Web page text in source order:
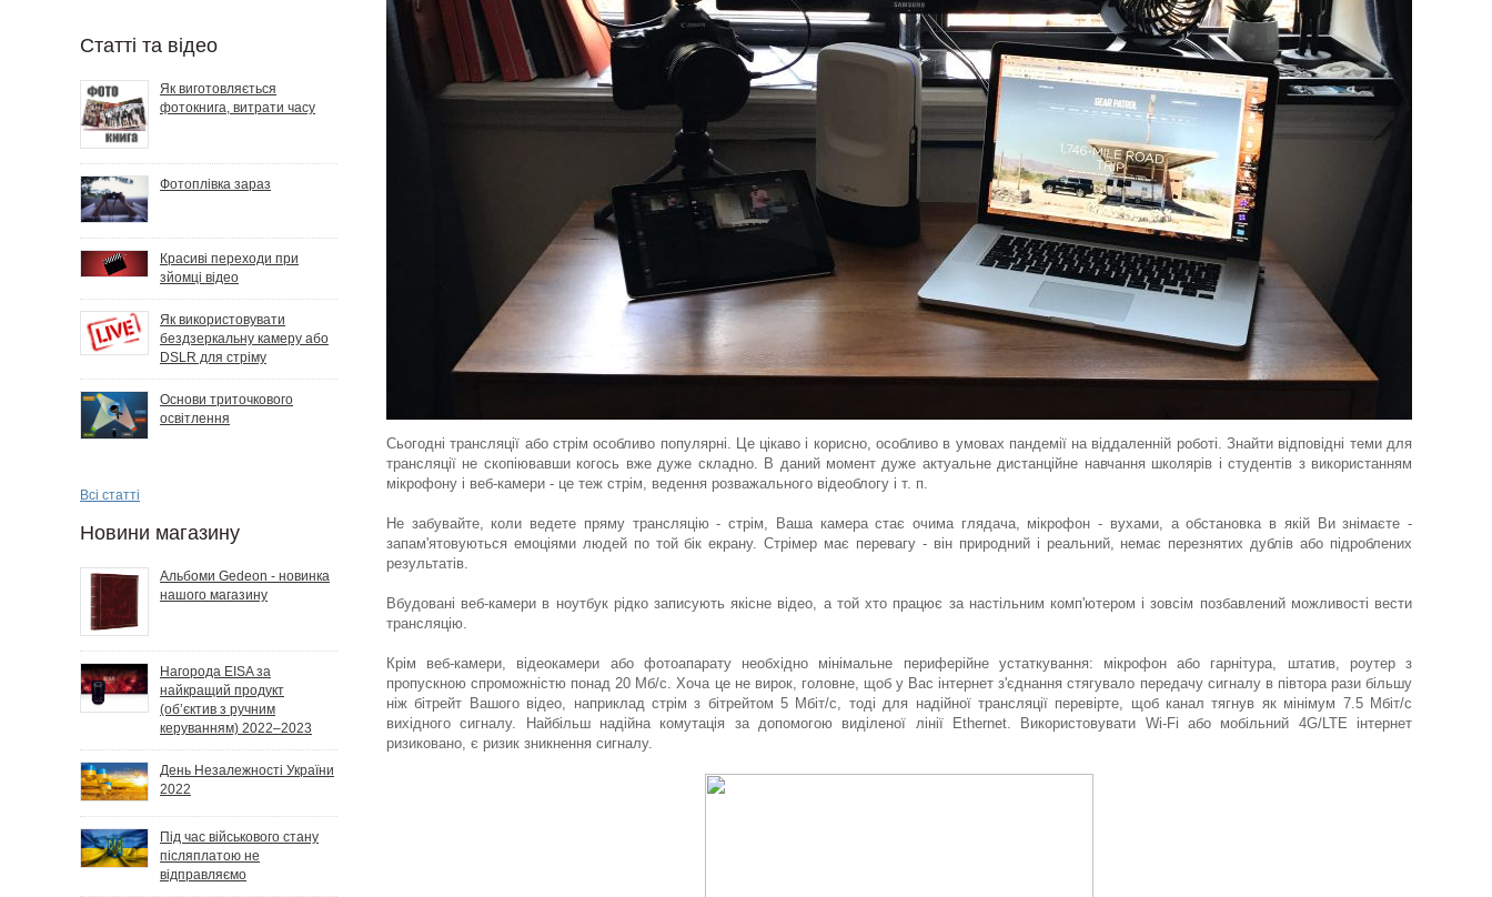
Статті та відео
Як виготовляється
фотокнига, витрати часу
Фотоплівка зараз
Красиві переходи при
зйомці відео
Як використовувати
бездзеркальну камеру або
DSLR для стріму
Основи триточкового
освітлення
Всі статті
Новини магазину
Альбоми Gedeon - новинка
нашого магазину
Нагорода EISA за
найкращий продукт
(об’єктив з ручним
керуванням) 2022–2023
День Незалежності України
2022
Під час військового стану
післяплатою не
відправляємо
Сьогодні трансляції або стрім особливо популярні. Це цікаво і корисно, особливо в умовах пандемії на віддаленній роботі. Знайти відповідні теми для
трансляції не скопіювавши когось вже дуже складно. В даний момент дуже актуальне дистанційне навчання школярів і студентів з використанням
мікрофону і веб-камери - це теж стрім, ведення розважального відеоблогу і т. п.
Не забувайте, коли ведете пряму трансляцію - стрім, Ваша камера стає очима глядача, мікрофон - вухами, а обстановка в якій Ви знімаєте -
запам'ятовуються емоціями людей по той бік екрану. Стрімер має перевагу - він природний і реальний, немає перезнятих дублів або підроблених
результатів.
Вбудовані веб-камери в ноутбук рідко записують якісне відео, а той хто працює за настільним комп'ютером і зовсім позбавлений можливості вести
трансляцію.
Крім веб-камери, відеокамери або фотоапарату необхідно мінімальне периферійне устаткування: мікрофон або гарнітура, штатив, роутер з
пропускною спроможністю понад 20 Мб/с. Хоча це не вирок, головне, щоб у Вас інтернет з'єднання стягувало передачу сигналу в півтора рази більшу
ніж бітрейт Вашого відео, наприклад стрім з бітрейтом 5 Мбіт/с, тоді для надійної трансляції перевірте, щоб канал тягнув як мінімум 7.5 Мбіт/с
вихідного сигналу. Найбільш надійна комутація за допомогою виділеної лінії Ethernet. Використовувати Wi-Fi або мобільний 4G/LTE інтернет
ризиковано, є ризик зникнення сигналу.